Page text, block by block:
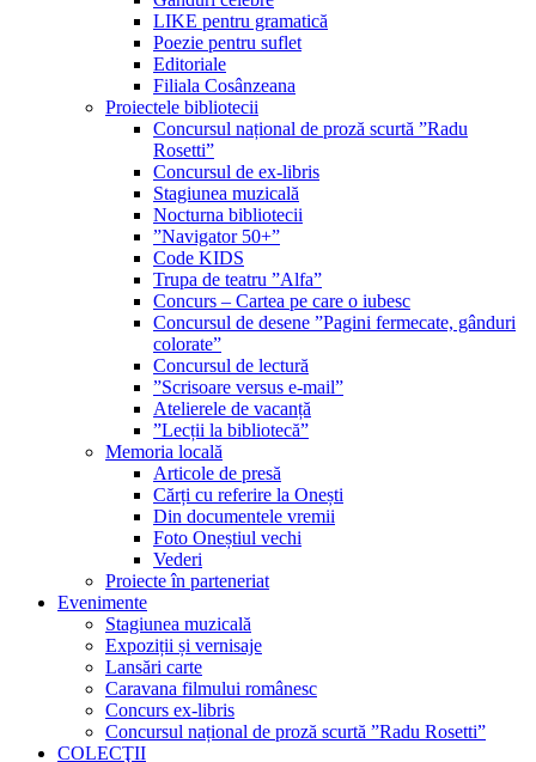
LIKE pentru gramatică
Poezie pentru suflet
Editoriale
Filiala Cosânzeana
Proiectele bibliotecii
Concursul național de proză scurtă ”Radu
Rosetti”
Concursul de ex-libris
Stagiunea muzicală
Nocturna bibliotecii
”Navigator 50+”
Code KIDS
Trupa de teatru ”Alfa”
Concurs – Cartea pe care o iubesc
Concursul de desene ”Pagini fermecate, gânduri
colorate”
Concursul de lectură
”Scrisoare versus e-mail”
Atelierele de vacanță
”Lecții la bibliotecă”
Memoria locală
Articole de presă
Cărți cu referire la Onești
Din documentele vremii
Foto Oneștiul vechi
Vederi
Proiecte în parteneriat
Evenimente
Stagiunea muzicală
Expoziții și vernisaje
Lansări carte
Caravana filmului românesc
Concurs ex-libris
Concursul național de proză scurtă ”Radu Rosetti”
COLECŢII